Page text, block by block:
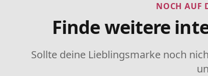
NOCH AUF
Finde weitere
Sollte deine Lieblingsmarke noch